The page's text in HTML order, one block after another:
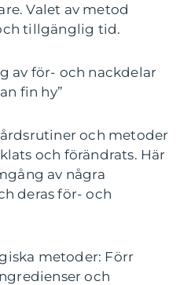
Valet av metod
tillgänglig tid.
av för- och nackdelar
fin hy”
och metoder
och förändrats. Här
av några
deras för- och
metoder: Förr
och